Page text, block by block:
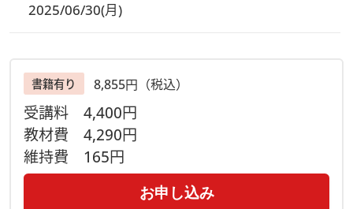
2025/06/30(月)
書籍有り 8,855円（税込）
受講料 4,400円
教材費 4,290円
維持費 165円
お申し込み